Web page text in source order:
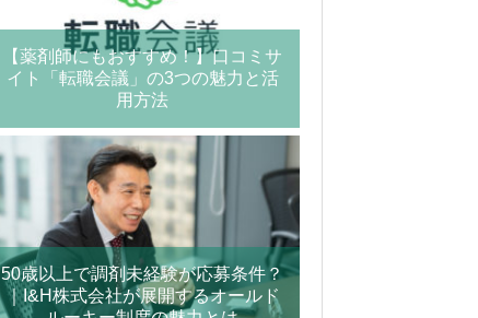
【薬剤師にもおすすめ！】口コミサ
イト「転職会議」の3つの魅力と活
用方法
50歳以上で調剤未経験が応募条件？
｜I&H株式会社が展開するオールド